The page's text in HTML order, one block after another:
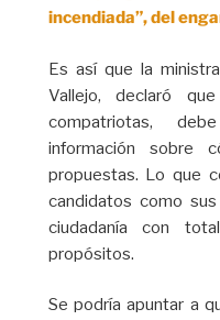
incendiada”, del
Es así que la
Vallejo, declaró
compatriotas,
información sobre
propuestas. Lo que
candidatos como
ciudadanía con
propósitos.
Se podría apuntar a